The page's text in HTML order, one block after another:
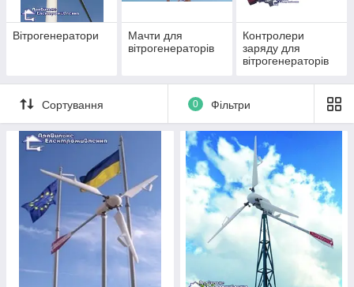
Будова вітрогенератора має такий вигляд:
Вітрогенератори
Мачти для
вітрогенераторів
Контролери
заряду для
вітрогенераторів
Сортування 0 Фільтри